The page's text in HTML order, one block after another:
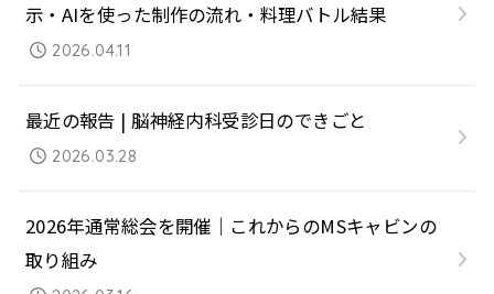
示・AIを使った制作の流れ・料理バトル結果
2026.04.11
最近の報告 | 脳神経内科受診日のできごと
2026.03.28
2026年通常総会を開催｜これからのMSキャビンの
取り組み